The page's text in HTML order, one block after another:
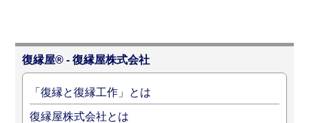
復縁屋® - 復縁屋株式会社
「復縁と復縁工作」とは
復縁屋株式会社とは